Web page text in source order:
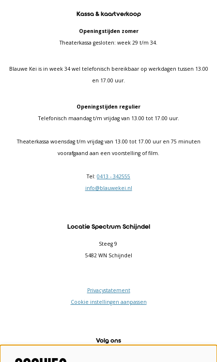
Kassa & kaartverkoop
Openingstijden zomer
Theaterkassa gesloten: week 29 t/m 34.
Blauwe Kei is in week 34 wel telefonisch bereikbaar op werkdagen tussen 13.00
en 17.00 uur.
Openingstijden regulier
Telefonisch maandag t/m vrijdag van 13.00 tot 17.00 uur.
Theaterkassa woensdag t/m vrijdag van 13.00 tot 17.00 uur en 75 minuten
voorafgaand aan een voorstelling of film.
Tel: 0413 - 342555
info@blauwekei.nl
Locatie Spectrum Schijndel
Steeg 9
5482 WN Schijndel
Privacystatement
Cookie instellingen aanpassen
Volg ons